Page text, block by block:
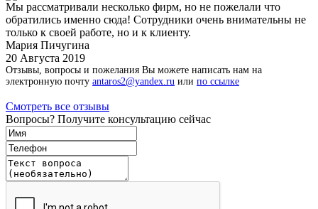
Мы рассматривали несколько фирм, но не пожелали что
обратились именно сюда! Сотрудники очень внимательны не
только к своей работе, но и к клиенту.
Мария Пичугина
20 Августа 2019
Отзывы, вопросы и пожелания Вы можете написать нам на
электронную почту antaros2@yandex.ru или по ссылке
Смотреть все отзывы
Вопросы? Получите консультацию сейчас